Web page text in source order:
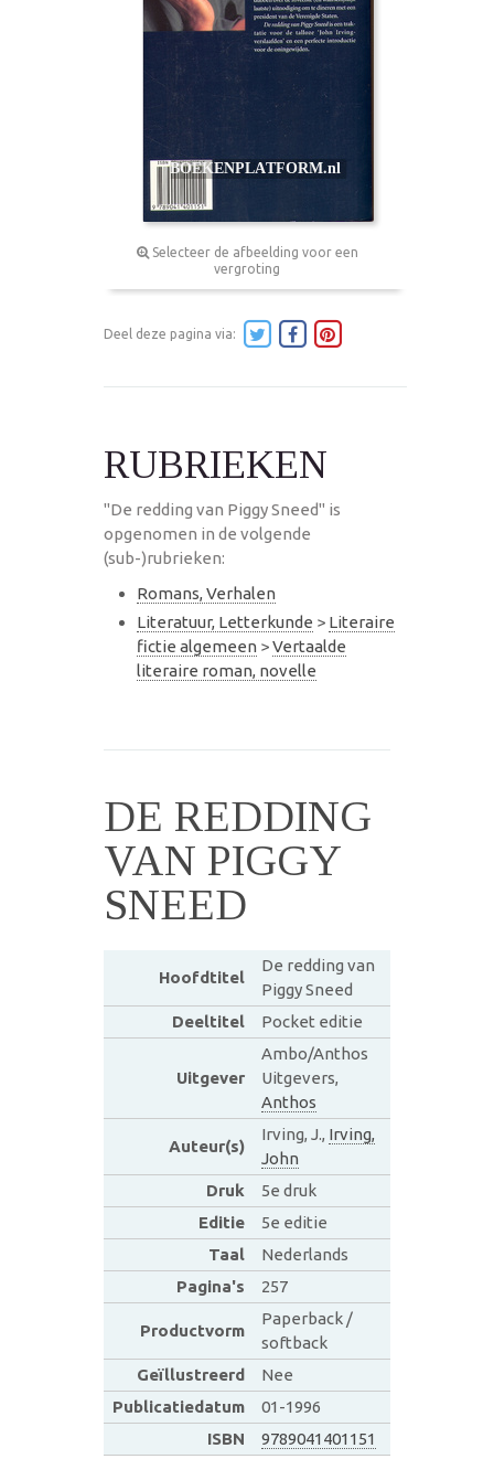
Selecteer de afbeelding voor een
vergroting
Deel deze pagina via:
RUBRIEKEN
"De redding van Piggy Sneed" is
opgenomen in de volgende
(sub-)rubrieken:
Romans, Verhalen
Literatuur, Letterkunde > Literaire
fictie algemeen >Vertaalde
literaire roman, novelle
DE REDDING
VAN PIGGY
SNEED
Hoofdtitel
De redding van
Piggy Sneed
Deeltitel
Pocket editie
Uitgever
Ambo/Anthos
Uitgevers,
Anthos
Auteur(s)
Irving, J., Irving,
John
Druk
5e druk
Editie
5e editie
Taal
Nederlands
Pagina's
257
Productvorm
Paperback /
softback
Geïllustreerd
Nee
Publicatiedatum
01-1996
ISBN
9789041401151